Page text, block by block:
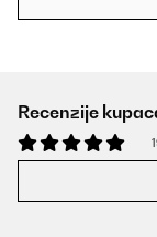
Recenzije